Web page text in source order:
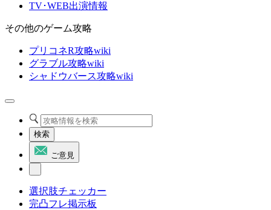
TV･WEB出演情報
その他のゲーム攻略
プリコネR攻略wiki
グラブル攻略wiki
シャドウバース攻略wiki
検索
ご意見
選択肢チェッカー
完凸フレ掲示板